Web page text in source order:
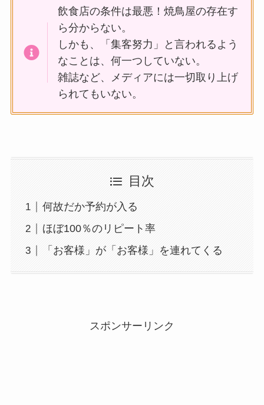
飲食店の条件は最悪！焼鳥屋の存在す
ら分からない。
しかも、「集客努力」と言われるよう
なことは、何一つしていない。
雑誌など、メディアには一切取り上げ
られてもいない。
目次
何故だか予約が入る
ほぼ100％のリピート率
「お客様」が「お客様」を連れてくる
スポンサーリンク